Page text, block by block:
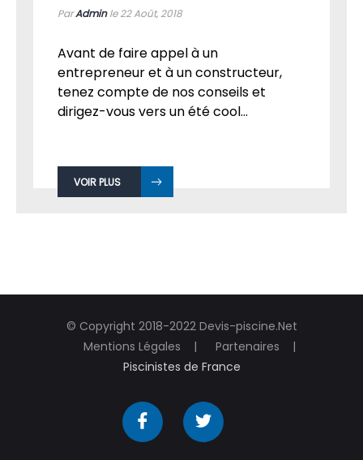
ParAdminle 22Août, 2018
Avant de faire appel à un
entrepreneur et à un constructeur,
tenez compte de nos conseils et
dirigez-vous vers un été cool...
VOIR PLUS
© Copyright 2018-2022 Devis-piscine.Net
Mentions Légales
Partenaires
Piscinistes de France